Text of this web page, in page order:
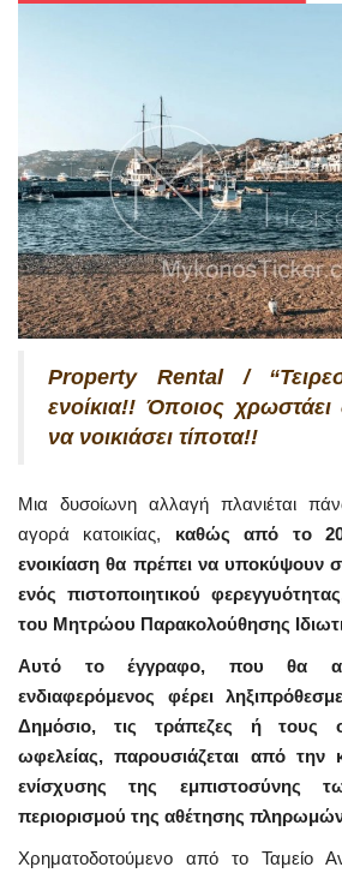
Property Rental /
ενοίκια!! Όποιος
να νοικιάσει τίποτα!!
Μια δυσοίωνη αλλαγή πλανιέται
αγορά κατοικίας, καθώς από το
ενοικίαση θα πρέπει να υποκύψουν
ενός πιστοποιητικού
του Μητρώου Παρακολούθησης
Αυτό το έγγραφο, που θα
ενδιαφερόμενος φέρει
Δημόσιο, τις τράπεζες ή τους
ωφελείας, παρουσιάζεται από
ενίσχυσης της εμπιστοσύνης
περιορισμού της αθέτησης
Χρηματοδοτούμενο από το Ταμείο